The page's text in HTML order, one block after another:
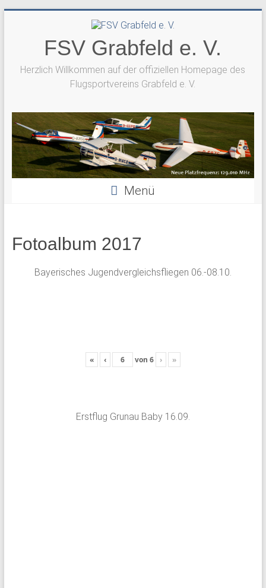
FSV Grabfeld e. V.
Herzlich Willkommen auf der offiziellen Homepage des
Flugsportvereins Grabfeld e. V.
Menü
Fotoalbum 2017
Bayerisches Jugendvergleichsfliegen 06.-08.10.
« ‹ von 6 › »
Erstflug Grunau Baby 16.09.